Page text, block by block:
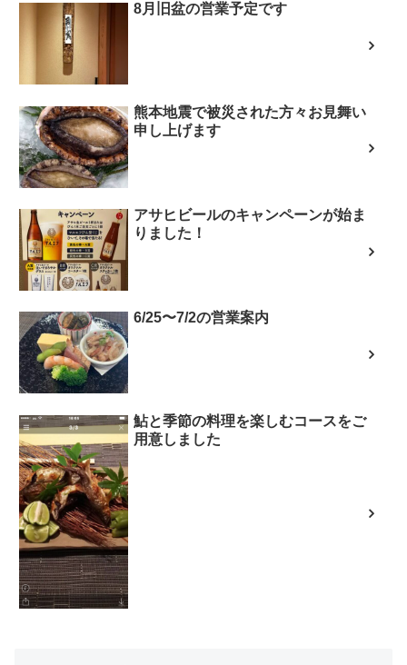
8月旧盆の営業予定です
熊本地震で被災された方々お見舞い
申し上げます
アサヒビールのキャンペーンが始ま
りました！
6/25〜7/2の営業案内
鮎と季節の料理を楽しむコースをご
用意しました